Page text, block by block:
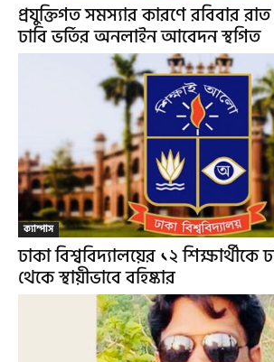
প্রযুক্তিগত সমস্যার কারণে রবিবার
ঢাবি ভর্তির অনলাইন আবেদন স্থগিত
ক্যাম্পাস
ঢাকা বিশ্ববিদ্যালয়ের ১২ শিক্ষার্থীকে
থেকে স্থায়ীভাবে বহিষ্কার